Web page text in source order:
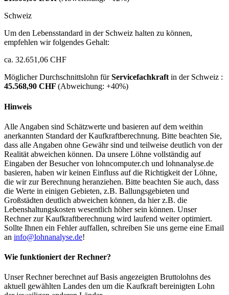
Schweiz
Um den Lebensstandard in der Schweiz halten zu können,
empfehlen wir folgendes Gehalt:
ca. 32.651,06 CHF
Möglicher Durchschnittslohn fürServicefachkraftin der Schweiz :
45.568,90 CHF (Abweichung: +40%)
Hinweis
Alle Angaben sind Schätzwerte und basieren auf dem weithin
anerkannten Standard der Kaufkraftberechnung. Bitte beachten Sie,
dass alle Angaben ohne Gewähr sind und teilweise deutlich von der
Realität abweichen können. Da unsere Löhne vollständig auf
Eingaben der Besucher von lohncomputer.ch und lohnanalyse.de
basieren, haben wir keinen Einfluss auf die Richtigkeit der Löhne,
die wir zur Berechnung heranziehen. Bitte beachten Sie auch, dass
die Werte in einigen Gebieten, z.B. Ballungsgebieten und
Großstädten deutlich abweichen können, da hier z.B. die
Lebenshaltungskosten wesentlich höher sein können. Unser
Rechner zur Kaufkraftberechnung wird laufend weiter optimiert.
Sollte Ihnen ein Fehler auffallen, schreiben Sie uns gerne eine Email
an info@lohnanalyse.de!
Wie funktioniert der Rechner?
Unser Rechner berechnet auf Basis angezeigten Bruttolohns des
aktuell gewählten Landes den um die Kaufkraft bereinigten Lohn